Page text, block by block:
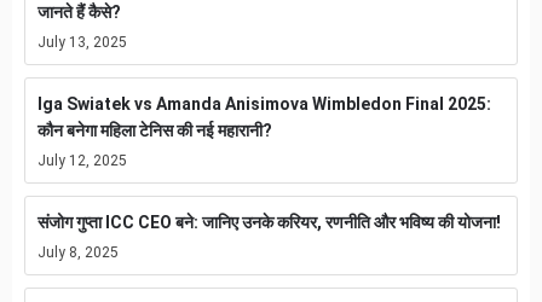
जानते हैं कैसे?
July 13, 2025
Iga Swiatek vs Amanda Anisimova Wimbledon Final 2025:
कौन बनेगा महिला टेनिस की नई महारानी?
July 12, 2025
संजोग गुप्ता ICC CEO बने: जानिए उनके करियर, रणनीति और भविष्य की योजना!
July 8, 2025